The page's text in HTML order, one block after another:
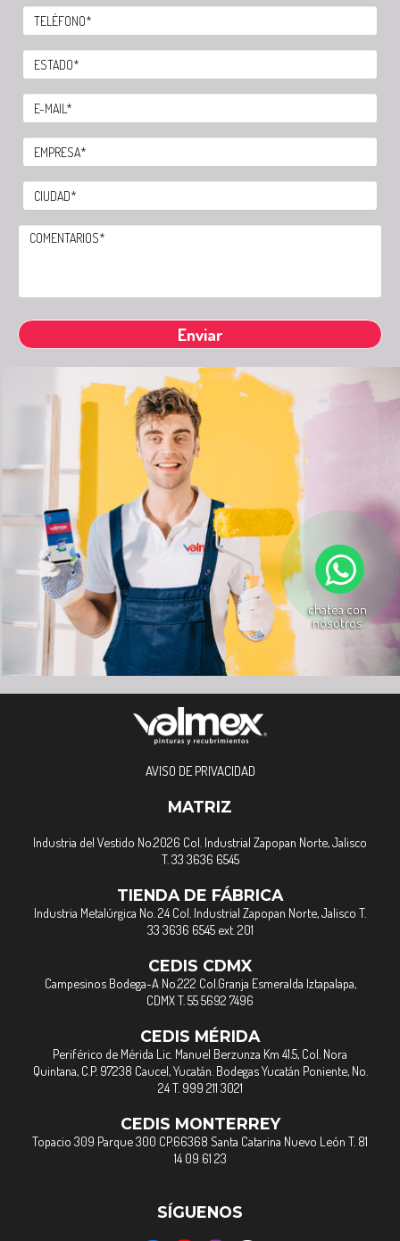
chatea con
nosotros
AVISO DE PRIVACIDAD
MATRIZ
Industria del Vestido No.2026 Col. Industrial Zapopan Norte, Jalisco
T. 33 3636 6545
TIENDA DE FÁBRICA
Industria Metalúrgica No. 24 Col. Industrial Zapopan Norte, Jalisco T.
33 3636 6545 ext. 201
CEDIS CDMX
Campesinos Bodega-A No.222 Col.Granja Esmeralda Iztapalapa,
CDMX T. 55 5692 7496
CEDIS MÉRIDA
Periférico de Mérida Lic. Manuel Berzunza Km 41.5, Col. Nora
Quintana, C.P. 97238 Caucel, Yucatán. Bodegas Yucatán Poniente, No.
24 T. 999 211 3021
CEDIS MONTERREY
Topacio 309 Parque 300 CP.66368 Santa Catarina Nuevo León T. 81
14 09 61 23
SÍGUENOS